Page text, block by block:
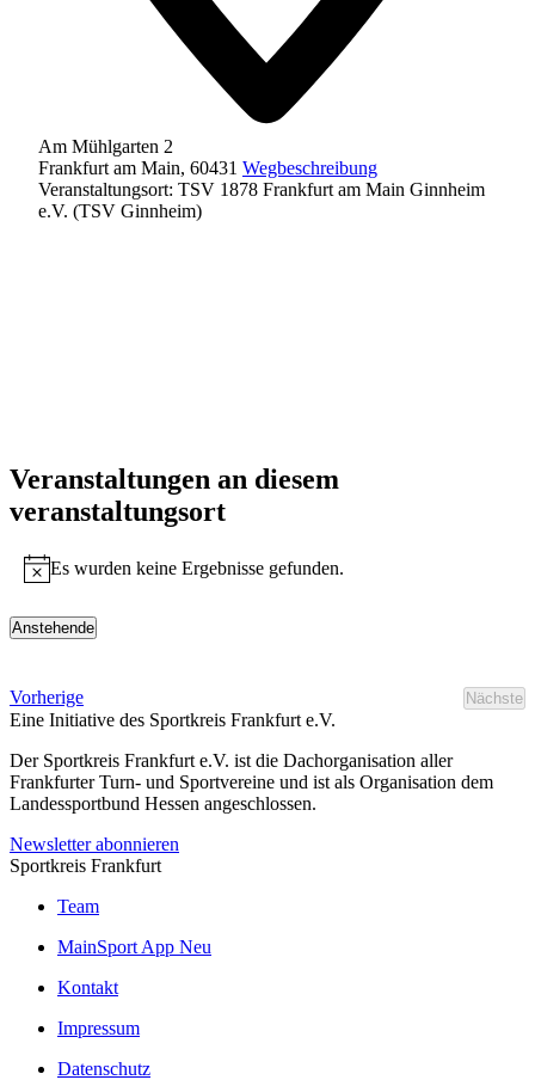
Am Mühlgarten 2
Frankfurt am Main, 60431 Wegbeschreibung
Veranstaltungsort: TSV 1878 Frankfurt am Main Ginnheim
e.V. (TSV Ginnheim)
Veranstaltungen an diesem
veranstaltungsort
Hinweis
Es wurden keine Ergebnisse gefunden.
Anstehende
VorherigeVeranstaltungen
Nächste
Eine Initiative des Sportkreis Frankfurt e.V.
Der Sportkreis Frankfurt e.V. ist die Dachorganisation aller
Frankfurter Turn- und Sportvereine und ist als Organisation dem
Landessportbund Hessen angeschlossen.
Newsletter abonnieren
Sportkreis Frankfurt
Team
MainSport App Neu
Kontakt
Impressum
Datenschutz